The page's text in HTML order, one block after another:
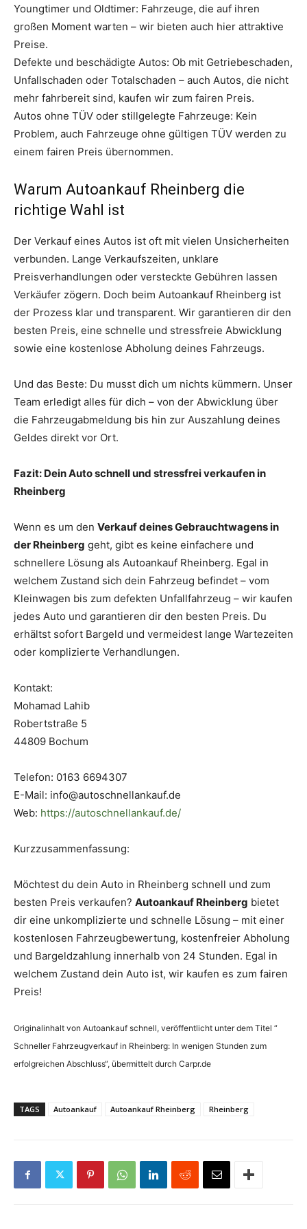
Youngtimer und Oldtimer: Fahrzeuge, die auf ihren
großen Moment warten – wir bieten auch hier attraktive
Preise.
Defekte und beschädigte Autos: Ob mit Getriebeschaden,
Unfallschaden oder Totalschaden – auch Autos, die nicht
mehr fahrbereit sind, kaufen wir zum fairen Preis.
Autos ohne TÜV oder stillgelegte Fahrzeuge: Kein
Problem, auch Fahrzeuge ohne gültigen TÜV werden zu
einem fairen Preis übernommen.
Warum Autoankauf Rheinberg die
richtige Wahl ist
Der Verkauf eines Autos ist oft mit vielen Unsicherheiten
verbunden. Lange Verkaufszeiten, unklare
Preisverhandlungen oder versteckte Gebühren lassen
Verkäufer zögern. Doch beim Autoankauf Rheinberg ist
der Prozess klar und transparent. Wir garantieren dir den
besten Preis, eine schnelle und stressfreie Abwicklung
sowie eine kostenlose Abholung deines Fahrzeugs.
Und das Beste: Du musst dich um nichts kümmern. Unser
Team erledigt alles für dich – von der Abwicklung über
die Fahrzeugabmeldung bis hin zur Auszahlung deines
Geldes direkt vor Ort.
Fazit: Dein Auto schnell und stressfrei verkaufen in
Rheinberg
Wenn es um den Verkauf deines Gebrauchtwagens in
der Rheinberg geht, gibt es keine einfachere und
schnellere Lösung als Autoankauf Rheinberg. Egal in
welchem Zustand sich dein Fahrzeug befindet – vom
Kleinwagen bis zum defekten Unfallfahrzeug – wir kaufen
jedes Auto und garantieren dir den besten Preis. Du
erhältst sofort Bargeld und vermeidest lange Wartezeiten
oder komplizierte Verhandlungen.
Kontakt:
Mohamad Lahib
Robertstraße 5
44809 Bochum
Telefon: 0163 6694307
E-Mail: info@autoschnellankauf.de
Web: https://autoschnellankauf.de/
Kurzzusammenfassung:
Möchtest du dein Auto in Rheinberg schnell und zum
besten Preis verkaufen? Autoankauf Rheinberg bietet
dir eine unkomplizierte und schnelle Lösung – mit einer
kostenlosen Fahrzeugbewertung, kostenfreier Abholung
und Bargeldzahlung innerhalb von 24 Stunden. Egal in
welchem Zustand dein Auto ist, wir kaufen es zum fairen
Preis!
Originalinhalt von Autoankauf schnell, veröffentlicht unter dem Titel “
Schneller Fahrzeugverkauf in Rheinberg: In wenigen Stunden zum
erfolgreichen Abschluss“, übermittelt durch Carpr.de
TAGS Autoankauf Autoankauf Rheinberg Rheinberg